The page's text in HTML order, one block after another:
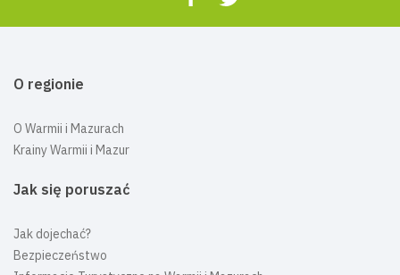
O regionie
O Warmii i Mazurach
Krainy Warmii i Mazur
Jak się poruszać
Jak dojechać?
Bezpieczeństwo